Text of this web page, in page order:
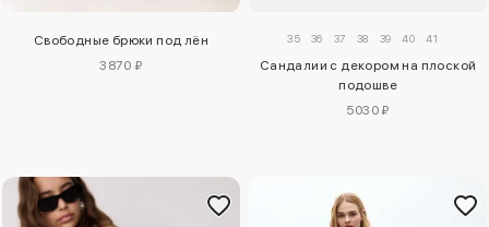
Свободные брюки под лён
3870 ₽
35 36 37 38 39 40 41
Сандалии с декором на плоской
подошве
5030 ₽